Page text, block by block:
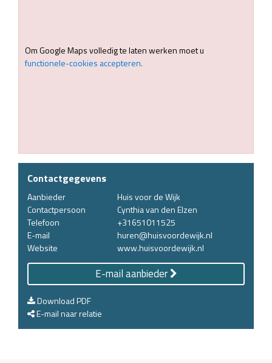
Om Google Maps volledig te laten werken moet u
functionele-cookies accepteren.
Contactgegevens
Aanbieder
Huis voor de Wijk
Contactpersoon
Cynthia van den Elzen
Telefoon
+31651011525
E-mail
huren@huisvoordewijk.nl
Website
www.huisvoordewijk.nl
E-mail aanbieder
Download PDF
E-mail naar relatie